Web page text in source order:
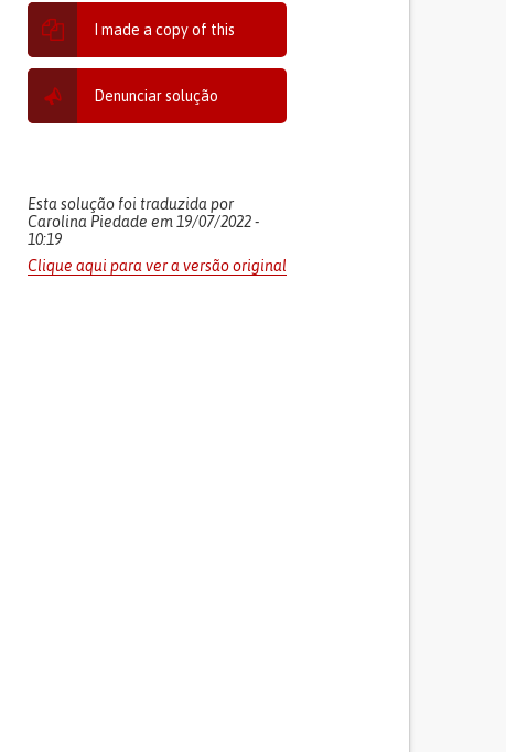
I made a copy of this
Denunciar solução
Esta solução foi traduzida por
Carolina Piedade em 19/07/2022 -
10:19
Clique aqui para ver a versão original